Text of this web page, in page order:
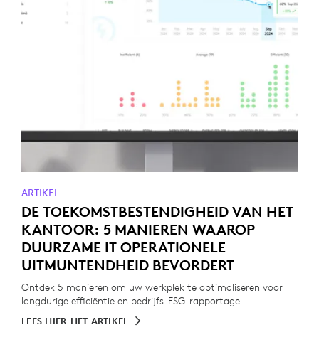
ARTIKEL
DE TOEKOMSTBESTENDIGHEID VAN HET
KANTOOR: 5 MANIEREN WAAROP
DUURZAME IT OPERATIONELE
UITMUNTENDHEID BEVORDERT
Ontdek 5 manieren om uw werkplek te optimaliseren voor
langdurige efficiëntie en bedrijfs-ESG-rapportage.
LEES HIER HET ARTIKEL